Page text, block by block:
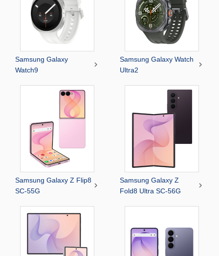
Samsung Galaxy
Watch9

Samsung Galaxy Watch
Ultra2

Samsung Galaxy Z Flip8
SC-55G

Samsung Galaxy Z
Fold8 Ultra SC-56G
